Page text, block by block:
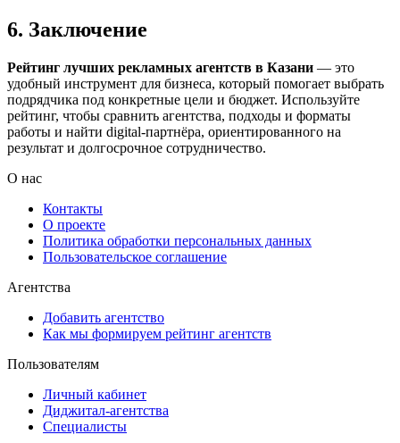
6. Заключение
Рейтинг лучших рекламных агентств в Казани — это
удобный инструмент для бизнеса, который помогает выбрать
подрядчика под конкретные цели и бюджет. Используйте
рейтинг, чтобы сравнить агентства, подходы и форматы
работы и найти digital-партнёра, ориентированного на
результат и долгосрочное сотрудничество.
О нас
Контакты
О проекте
Политика обработки персональных данных
Пользовательское соглашение
Агентства
Добавить агентство
Как мы формируем рейтинг агентств
Пользователям
Личный кабинет
Диджитал-агентства
Специалисты